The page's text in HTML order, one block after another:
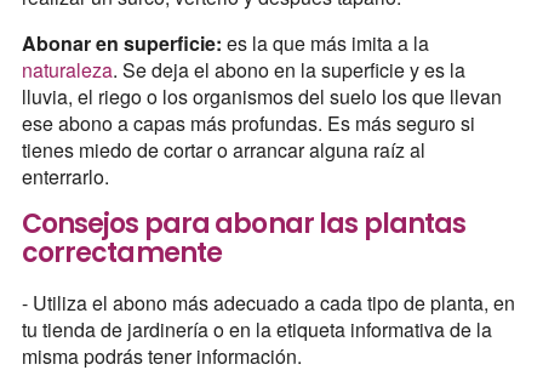
Abonar en superficie: es la que más imita a la
naturaleza. Se deja el abono en la superficie y es la
lluvia, el riego o los organismos del suelo los que llevan
ese abono a capas más profundas. Es más seguro si
tienes miedo de cortar o arrancar alguna raíz al
enterrarlo.
Consejos para abonar las plantas
correctamente
- Utiliza el abono más adecuado a cada tipo de planta, en
tu tienda de jardinería o en la etiqueta informativa de la
misma podrás tener información.